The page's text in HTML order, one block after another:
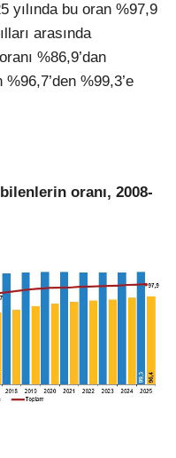
yılında bu oran %97,9
arasında
%86,9’dan
%99,3’e
oranı, 2008-